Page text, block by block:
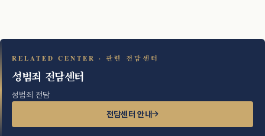
RELATED CENTER · 관련 전담센터
성범죄 전담센터
성범죄 전담
전담센터 안내